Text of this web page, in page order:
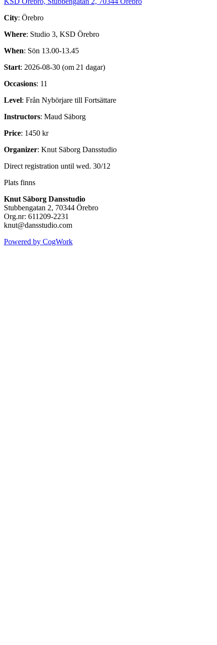
City: Örebro
Where: Studio 3, KSD Örebro
When: Sön 13.00-13.45
Start: 2026-08-30 (om 21 dagar)
Occasions: 11
Level: Från Nybörjare till Fortsättare
Instructors: Maud Säborg
Price: 1450 kr
Organizer: Knut Säborg Dansstudio
Direct registration until wed. 30/12
Plats finns
Knut Säborg Dansstudio
Stubbengatan 2, 70344 Örebro
Org.nr: 611209-2231
knut@dansstudio.com
Powered by CogWork